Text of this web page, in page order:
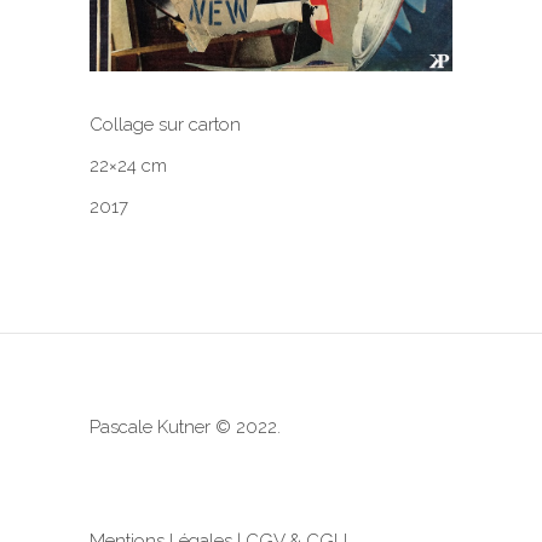
Collage sur carton
22×24 cm
2017
Pascale Kutner © 2022.